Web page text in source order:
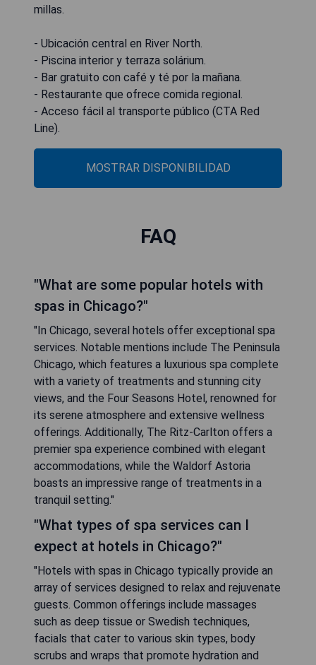
millas.
- Ubicación central en River North.
- Piscina interior y terraza solárium.
- Bar gratuito con café y té por la mañana.
- Restaurante que ofrece comida regional.
- Acceso fácil al transporte público (CTA Red
Line).
MOSTRAR DISPONIBILIDAD
FAQ
"What are some popular hotels with
spas in Chicago?"
"In Chicago, several hotels offer exceptional spa
services. Notable mentions include The Peninsula
Chicago, which features a luxurious spa complete
with a variety of treatments and stunning city
views, and the Four Seasons Hotel, renowned for
its serene atmosphere and extensive wellness
offerings. Additionally, The Ritz-Carlton offers a
premier spa experience combined with elegant
accommodations, while the Waldorf Astoria
boasts an impressive range of treatments in a
tranquil setting."
"What types of spa services can I
expect at hotels in Chicago?"
"Hotels with spas in Chicago typically provide an
array of services designed to relax and rejuvenate
guests. Common offerings include massages
such as deep tissue or Swedish techniques,
facials that cater to various skin types, body
scrubs and wraps that promote hydration and